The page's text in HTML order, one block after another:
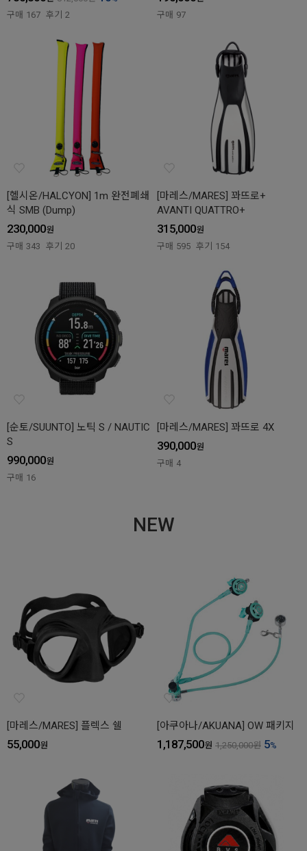
구매 167 후기 2
구매 97
[헬시온/HALCYON] 1m 완전폐쇄
식 SMB (Dump)
230,000원
구매 343 후기 20
[마레스/MARES] 꽈뜨로+
AVANTI QUATTRO+
315,000원
구매 595 후기 154
[순토/SUUNTO] 노틱 S / NAUTIC
S
990,000원
구매 16
[마레스/MARES] 꽈뜨로 4X
390,000원
구매 4
NEW
[마레스/MARES] 플렉스 쉘
55,000원
[아쿠아나/AKUANA] OW 패키지
1,187,500원 1,250,000원 5%